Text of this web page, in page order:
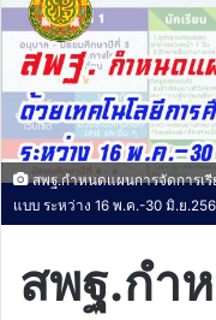
สพฐ.กำหนดแผนการจัดการเรี
แบบ ระหว่าง 16 พ.ค.-30 มิ.ย
สพฐ.กำ